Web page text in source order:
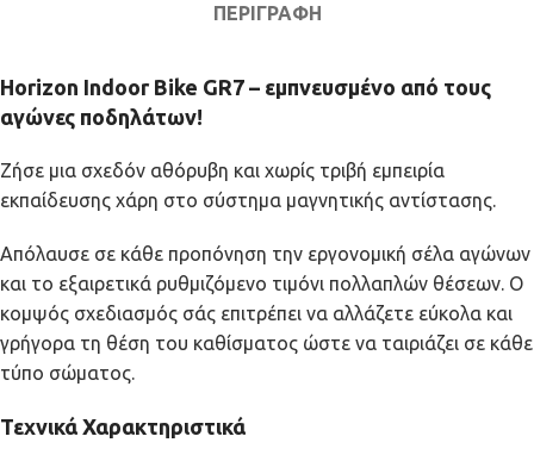
ΠΕΡΙΓΡΑΦΉ
Horizon Indoor Bike GR7 – εμπνευσμένο από τους
αγώνες ποδηλάτων!
Ζήσε μια σχεδόν αθόρυβη και χωρίς τριβή εμπειρία
εκπαίδευσης χάρη στο σύστημα μαγνητικής αντίστασης.
Απόλαυσε σε κάθε προπόνηση την εργονομική σέλα αγώνων
και το εξαιρετικά ρυθμιζόμενο τιμόνι πολλαπλών θέσεων. Ο
κομψός σχεδιασμός σάς επιτρέπει να αλλάζετε εύκολα και
γρήγορα τη θέση του καθίσματος ώστε να ταιριάζει σε κάθε
τύπο σώματος.
Τεχνικά Χαρακτηριστικά